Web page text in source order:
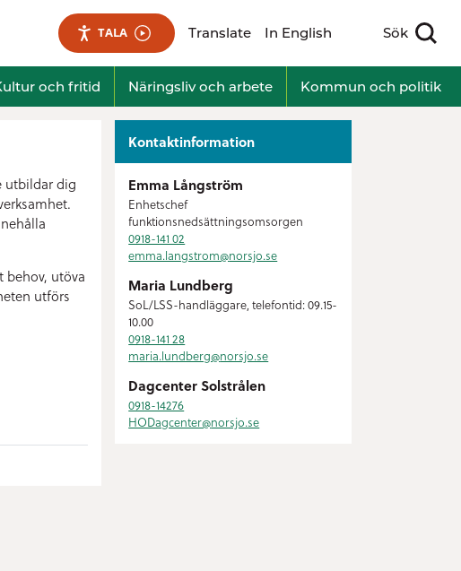
TALA Translate In English Sök
Visa sökfält
och fritid Näringsliv och arbete Kommun och politik
utbildar dig
behov, utöva
utförs
Kontaktinformation
Emma Långström
Enhetschef
funktionsnedsättningsomsorgen
0918-141 02
emma.langstrom@norsjo.se
Maria Lundberg
SoL/LSS-handläggare, telefontid: 09.15-
10.00
0918-141 28
maria.lundberg@norsjo.se
Dagcenter Solstrålen
0918-14276
HODagcenter@norsjo.se